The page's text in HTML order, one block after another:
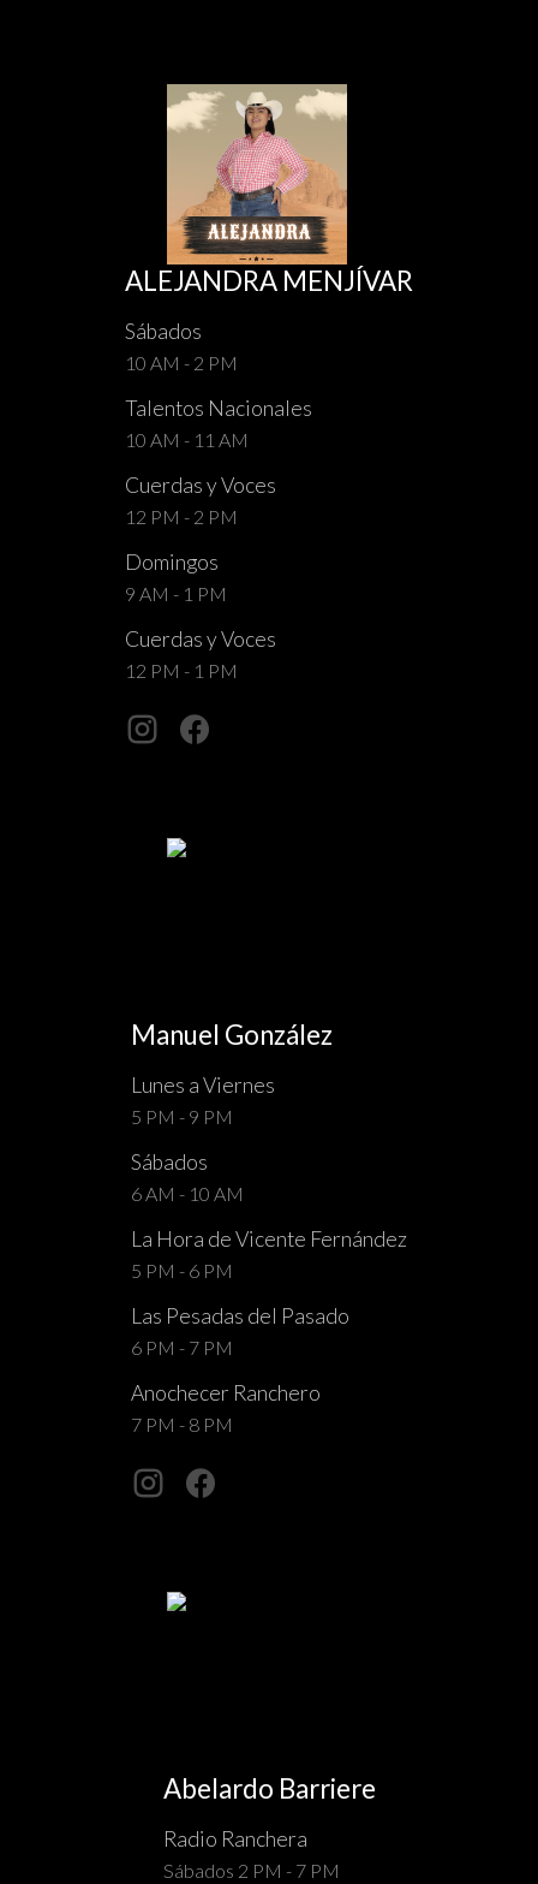
ALEJANDRA MENJÍVAR
Sábados
10 AM - 2 PM
Talentos Nacionales
10 AM - 11 AM
Cuerdas y Voces
12 PM - 2 PM
Domingos
9 AM - 1 PM
Cuerdas y Voces
12 PM - 1 PM
Manuel González
Lunes a Viernes
5 PM - 9 PM
Sábados
6 AM - 10 AM
La Hora de Vicente Fernández
5 PM - 6 PM
Las Pesadas del Pasado
6 PM - 7 PM
Anochecer Ranchero
7 PM - 8 PM
Abelardo Barriere
Radio Ranchera
Sábados 2 PM - 7 PM